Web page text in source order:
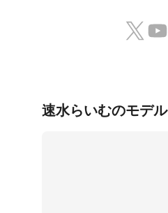
速水らいむのモデル